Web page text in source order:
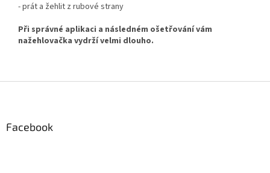
- prát a žehlit z rubové strany
Při správné aplikaci a následném ošetřování vám
nažehlovačka vydrží velmi dlouho.
Facebook